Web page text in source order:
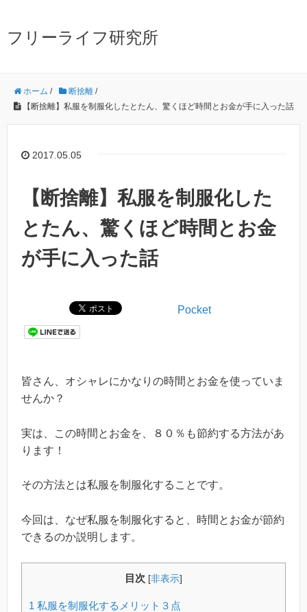
フリーライフ研究所
ホーム / 断捨離 /
【断捨離】私服を制服化したとたん、驚くほど時間とお金が手に入った話
2017.05.05
【断捨離】私服を制服化した
とたん、驚くほど時間とお金
が手に入った話
Pocket
皆さん、オシャレにかなりの時間とお金を使っていま
せんか？
実は、この時間とお金を、８０％も節約する方法があ
ります！
その方法とは私服を制服化することです。
今回は、なぜ私服を制服化すると、時間とお金が節約
できるのか説明します。
目次 [非表示]
1 私服を制服化するメリット３点